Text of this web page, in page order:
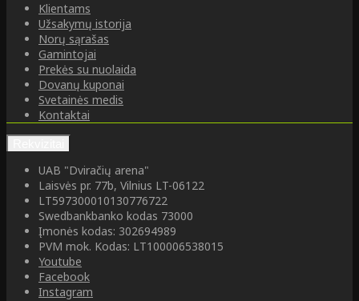
Klientams
Užsakymų istorija
Norų sąrašas
Gamintojai
Prekės su nuolaida
Dovanų kuponai
Svetainės medis
Kontaktai
UAB "Dviračių arena"
Laisvės pr. 77b, Vilnius LT-06122
LT597300010130776722
Swedbankbanko kodas 73000
Įmonės kodas: 302694989
PVM mok. Kodas: LT100006538015
Youtube
Facebook
Instagram